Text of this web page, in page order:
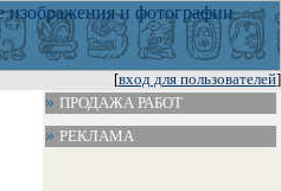
[вход для пользователей]
ПРОДАЖА РАБОТ
РЕКЛАМА